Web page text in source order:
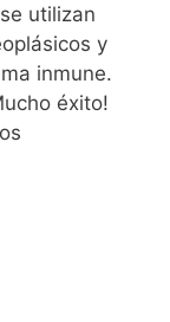
utilizan
y
inmune.
éxito!